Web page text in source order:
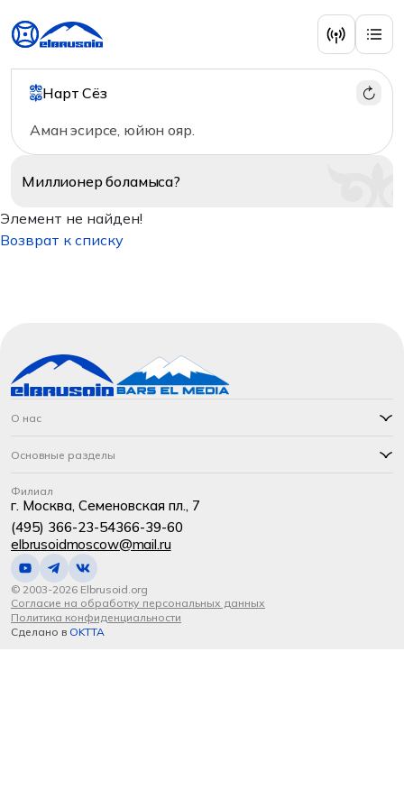
Нарт Сёз
Аман эсирсе, юйюн ояр.
Миллионерболамыса?
Элемент не найден!
Возврат к списку
О нас
Основные разделы
Филиал
г. Москва, Семеновская пл., 7
(495) 366-23-54366-39-60
elbrusoidmoscow@mail.ru
© 2003-2026 Elbrusoid.org
Согласие на обработку персональных данных
Политика конфиденциальности
Сделано в OKTTA